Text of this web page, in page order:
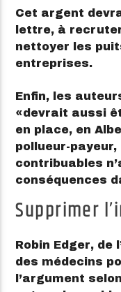
Cet argent
lettre, à
nettoyer les
entreprises.
Enfin, les
devrait aussi
en place, en
pollueur-
contribuables
conséquences
Supprimer
Robin Edger, de
des médecins
l’argument